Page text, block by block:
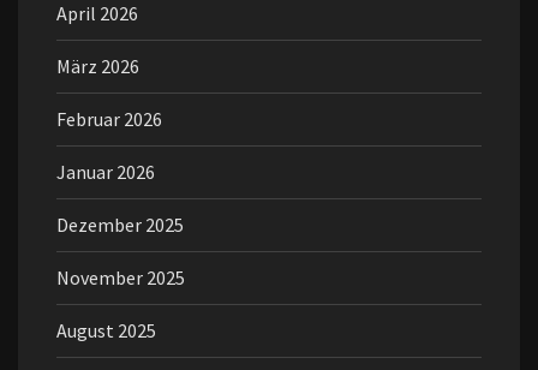
April 2026
März 2026
Februar 2026
Januar 2026
Dezember 2025
November 2025
August 2025